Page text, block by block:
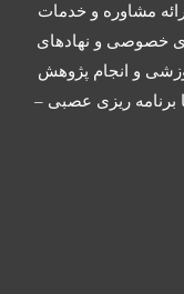
مشاوره و خدمات
خصوصی و نهادهای
و انجام پژوهش
برنامه ریزی عصبی –